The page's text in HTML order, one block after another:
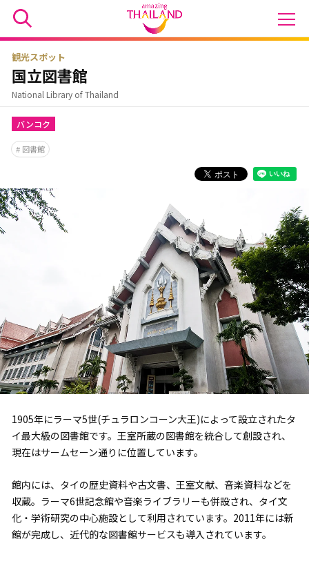
観光スポット
国立図書館
National Library of Thailand
バンコク
図書館
1905年にラーマ5世(チュラロンコーン大王)によって設立されたタ
イ最大級の図書館です。王室所蔵の図書館を統合して創設され、
現在はサームセーン通りに位置しています。
館内には、タイの歴史資料や古文書、王室文献、音楽資料などを
収蔵。ラーマ6世記念館や音楽ライブラリーも併設され、タイ文
化・学術研究の中心施設として利用されています。2011年には新
館が完成し、近代的な図書館サービスも導入されています。